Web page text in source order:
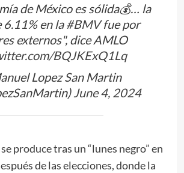
de México es sólida💰… la
6.11% en la#BMVfue por
externos", dice AMLO
BQJKExQ1Lq
Lopez San Martin
June 4, 2024
produce tras un “lunes negro” en
de las elecciones, donde la